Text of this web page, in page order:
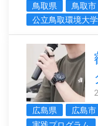
鳥取県
鳥取市
公立鳥取環境大学
広島県
広島市